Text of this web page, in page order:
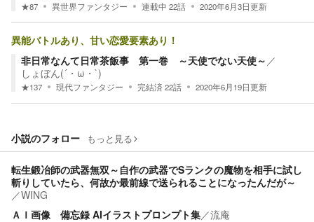
★87 異世界ファンタジー 連載中 22話 2020年6月3日更新
異能バトルあり、甘い恋愛要素あり！
非日常なんて日常茶飯事 第一巻 ～天使でない天使～ ／
しょぼん(´・ω・`)
★137 現代ファンタジー 完結済22話 2020年6月19日更新
小説のフォロー もっと見る
転生鍛冶師の武器無双～自作の武器でSランクの魔物を相手に試し
斬りしていたら、何故か最前線で送られることになったんだが～
／WING
ＡＩ画像 備忘録 AIイラストプロンプト集／流庵